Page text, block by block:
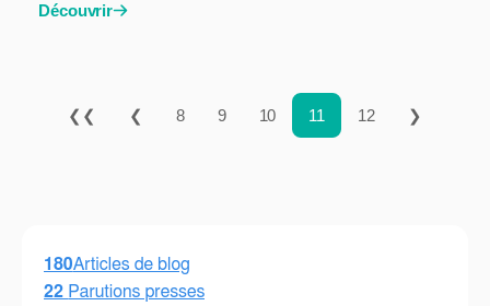
Découvrir
❮❮ ❮ 8 9 10 11 12 ❯